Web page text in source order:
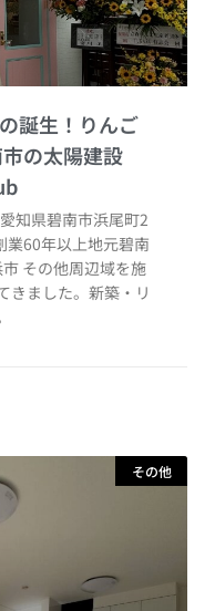
誕生！りんご
知県碧南市浜尾町2
業60年以上地元碧南
その他周辺域を施
きました。新築・リ
その他